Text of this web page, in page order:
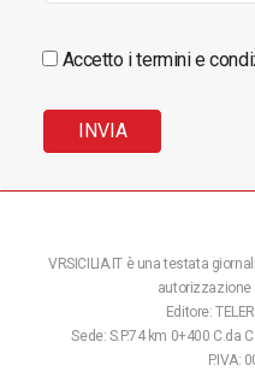
Accetto i termini e
VRSICILIA.IT è una testata
autorizzazione
Editore:
Sede: S.P.74 km 0+400 C.da
P.IVA: